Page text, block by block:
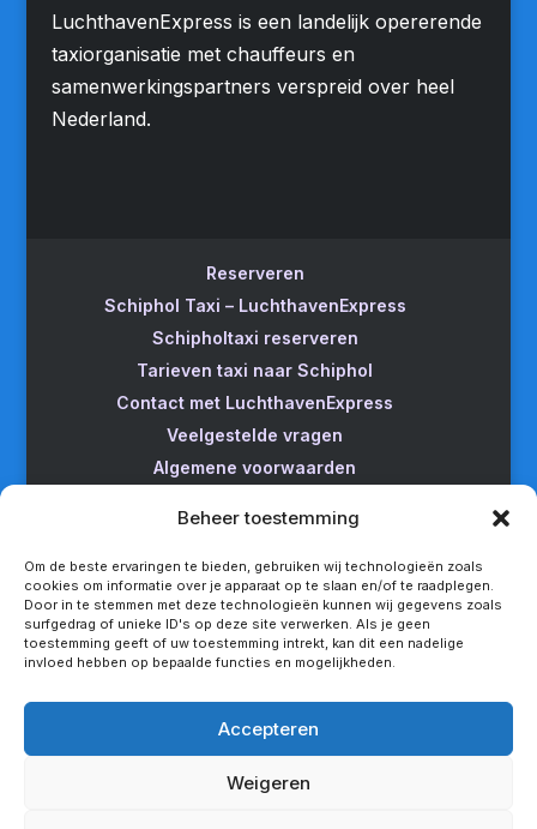
Beheer toestemming
Om de beste ervaringen te bieden, gebruiken wij technologieën zoals
cookies om informatie over je apparaat op te slaan en/of te raadplegen.
Door in te stemmen met deze technologieën kunnen wij gegevens zoals
surfgedrag of unieke ID's op deze site verwerken. Als je geen
toestemming geeft of uw toestemming intrekt, kan dit een nadelige
invloed hebben op bepaalde functies en mogelijkheden.
Accepteren
Weigeren
LuchthavenExpress is een landelijk opererende
taxiorganisatie met chauffeurs en
samenwerkingspartners verspreid over heel
Nederland.
Reserveren
Schiphol Taxi – LuchthavenExpress
Schipholtaxi reserveren
Tarieven taxi naar Schiphol
Contact met LuchthavenExpress
Veelgestelde vragen
Algemene voorwaarden
Taxi van Almere naar Schiphol
Taxi Amsterdam naar Schiphol
Betrouwbare taxi van Apeldoorn naar Schiphol
Taxi service Enschede Schiphol
Snel een taxi van Lelystad naar Schiphol
Van Nijmegen naar Schiphol met de taxi
Rotterdam Schiphol met LuchthavenExpress